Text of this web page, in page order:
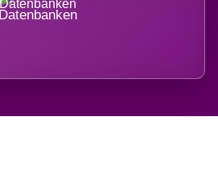
Datenbanken